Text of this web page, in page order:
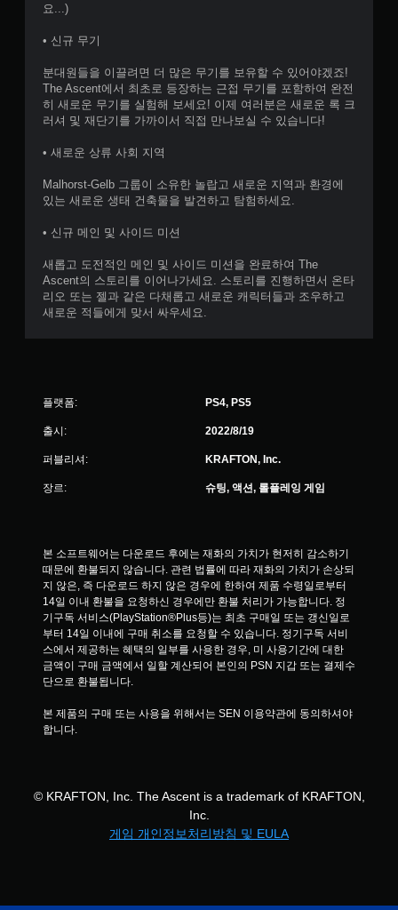
요...)
• 신규 무기
분대원들을 이끌려면 더 많은 무기를 보유할 수 있어야겠죠!
The Ascent에서 최초로 등장하는 근접 무기를 포함하여 완전
히 새로운 무기를 실험해 보세요! 이제 여러분은 새로운 록 크
러셔 및 재단기를 가까이서 직접 만나보실 수 있습니다!
• 새로운 상류 사회 지역
Malhorst-Gelb 그룹이 소유한 놀랍고 새로운 지역과 환경에
있는 새로운 생태 건축물을 발견하고 탐험하세요.
• 신규 메인 및 사이드 미션
새롭고 도전적인 메인 및 사이드 미션을 완료하여 The
Ascent의 스토리를 이어나가세요. 스토리를 진행하면서 온타
리오 또는 젤과 같은 다채롭고 새로운 캐릭터들과 조우하고
새로운 적들에게 맞서 싸우세요.
플랫폼: PS4, PS5
출시: 2022/8/19
퍼블리셔: KRAFTON, Inc.
장르: 슈팅, 액션, 롤플레잉 게임
본 소프트웨어는 다운로드 후에는 재화의 가치가 현저히 감소하기
때문에 환불되지 않습니다. 관련 법률에 따라 재화의 가치가 손상되
지 않은, 즉 다운로드 하지 않은 경우에 한하여 제품 수령일로부터
14일 이내 환불을 요청하신 경우에만 환불 처리가 가능합니다. 정
기구독 서비스(PlayStation®Plus등)는 최초 구매일 또는 갱신일로
부터 14일 이내에 구매 취소를 요청할 수 있습니다. 정기구독 서비
스에서 제공하는 혜택의 일부를 사용한 경우, 미 사용기간에 대한
금액이 구매 금액에서 일할 계산되어 본인의 PSN 지갑 또는 결제수
단으로 환불됩니다.
본 제품의 구매 또는 사용을 위해서는 SEN 이용약관에 동의하셔야
합니다.
© KRAFTON, Inc. The Ascent is a trademark of KRAFTON,
Inc.
게임 개인정보처리방침 및 EULA